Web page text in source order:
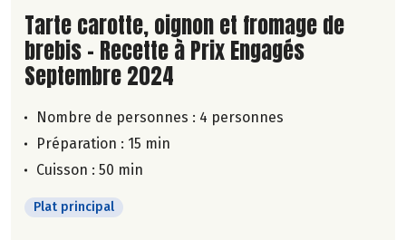
Lire la suite de la recette
Tarte carotte, oignon et fromage de
brebis - Recette à Prix Engagés
Septembre 2024
Nombre de personnes : 4 personnes
Préparation : 15 min
Cuisson : 50 min
Plat principal